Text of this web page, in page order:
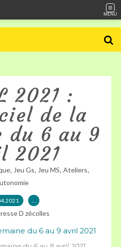
MENU
2021 :
de la
du 6 au 9
2021
, Jeu Gs, Jeu MS, Ateliers,
…
D zécolles